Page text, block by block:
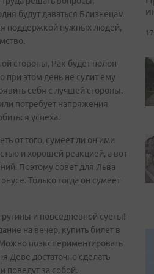
будут даваться Близнецам
поддержкой нужных людей,
стороны, Рак будет полон
при этом день не сулит ему
себя с лучшей стороны.
потребует напряжения
успеха.
от того, сумеет ли он ими
и хорошей реакцией, а вот
Поэтому совет для Льва
Только тогда он сумеет
и повседневной суеты!
на вечер, купить билет в
поэкспериментировать
Деве достаточно сделать
поведут за собой.